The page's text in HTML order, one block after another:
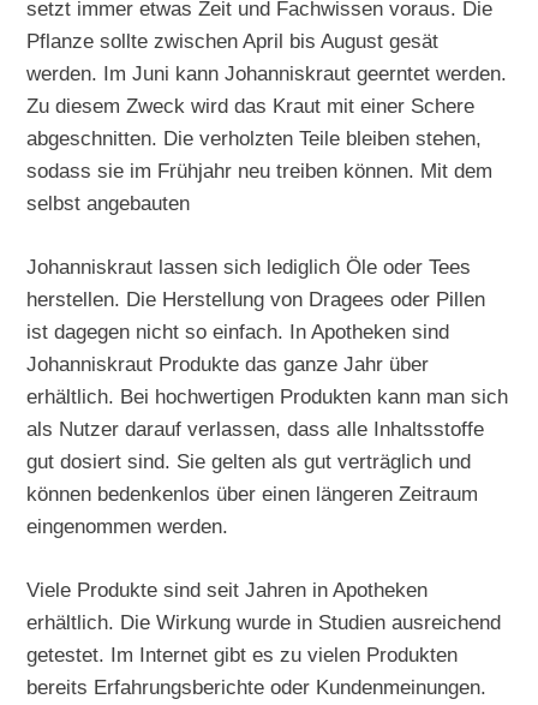
setzt immer etwas Zeit und Fachwissen voraus. Die
Pflanze sollte zwischen April bis August gesät
werden. Im Juni kann Johanniskraut geerntet werden.
Zu diesem Zweck wird das Kraut mit einer Schere
abgeschnitten. Die verholzten Teile bleiben stehen,
sodass sie im Frühjahr neu treiben können. Mit dem
selbst angebauten
Johanniskraut lassen sich lediglich Öle oder Tees
herstellen. Die Herstellung von Dragees oder Pillen
ist dagegen nicht so einfach. In Apotheken sind
Johanniskraut Produkte das ganze Jahr über
erhältlich. Bei hochwertigen Produkten kann man sich
als Nutzer darauf verlassen, dass alle Inhaltsstoffe
gut dosiert sind. Sie gelten als gut verträglich und
können bedenkenlos über einen längeren Zeitraum
eingenommen werden.
Viele Produkte sind seit Jahren in Apotheken
erhältlich. Die Wirkung wurde in Studien ausreichend
getestet. Im Internet gibt es zu vielen Produkten
bereits Erfahrungsberichte oder Kundenmeinungen.